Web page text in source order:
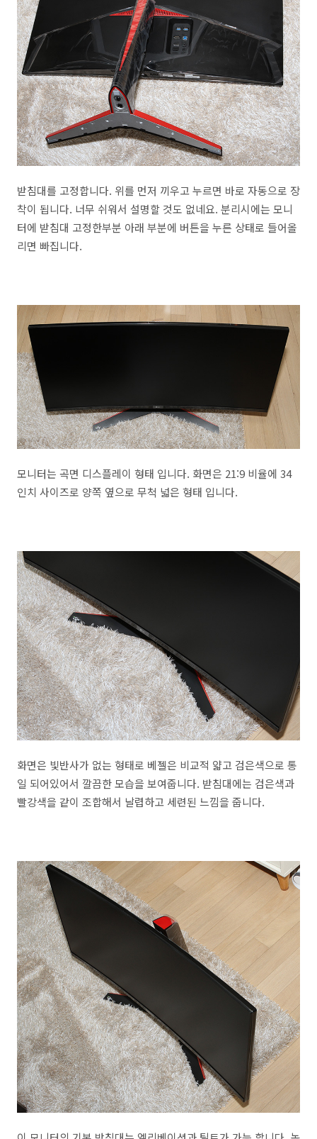
받침대를 고정합니다. 위를 먼저 끼우고 누르면 바로 자동으로 장
착이 됩니다. 너무 쉬워서 설명할 것도 없네요. 분리시에는 모니
터에 받침대 고정한부분 아래 부분에 버튼을 누른 상태로 들어올
리면 빠집니다.
모니터는 곡면 디스플레이 형태 입니다. 화면은 21:9 비율에 34
인치 사이즈로 양쪽 옆으로 무척 넓은 형태 입니다.
화면은 빛반사가 없는 형태로 베젤은 비교적 얇고 검은색으로 통
일 되어있어서 깔끔한 모습을 보여줍니다. 받침대에는 검은색과
빨강색을 같이 조합해서 날렵하고 세련된 느낌을 줍니다.